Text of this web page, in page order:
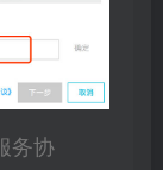
务协